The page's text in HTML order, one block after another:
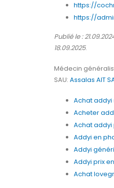
https://
https://
Publié le :
18.09.2025.
Médecin
SAU: Assalas AIT
Achat addyi
Acheter
Achat addyi
Addyi en
Addyi
Addyi prix
Achat